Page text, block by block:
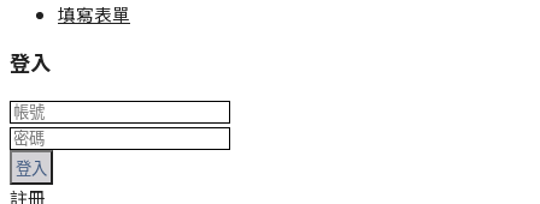
填寫表單
登入
登入
註冊